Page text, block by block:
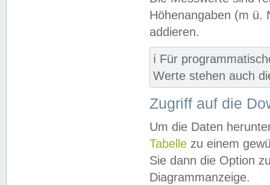
Höhenangaben (m ü.
addieren.
ℹ️ Für
Werte stehen auch
Zugriff auf die
Um die Daten
Tabelle zu einem
Sie dann die Option
Diagrammanzeige.